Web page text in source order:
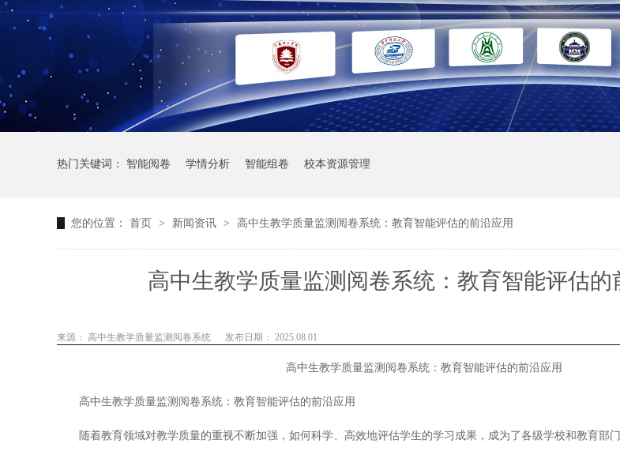
热门关键词： 智能阅卷 学情分析 智能组卷 校本资源管理
您的位置： 首页 > 新闻资讯 > 高中生教学质量监测阅卷系统：教育智能评估的前沿应用
高中生教学质量监测阅卷系统：教育智能评估的
来源： 高中生教学质量监测阅卷系统 发布日期： 2025.08.01
高中生教学质量监测阅卷系统：教育智能评估的前沿应用
高中生教学质量监测阅卷系统：教育智能评估的前沿应用
随着教育领域对教学质量的重视不断加强，如何科学、高效地评估学生的学习成果，成为了各级学校和教育部